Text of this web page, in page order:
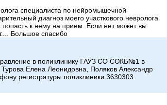
специалиста по нейромышечной
диагноз моего участкового невролога
к нему на прием. Если нет может вы
Большое спасибо
в поликлинику ГАУЗ СО СОКБ№1 в
Елена Леонидовна, Поляков Александр
регистратуры поликлиники 3630303.